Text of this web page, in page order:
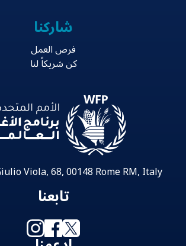
شاركنا
فرص العمل
كن شريكاً لنا
Viola, 68, 00148 Rome RM, Italy
تابعنا